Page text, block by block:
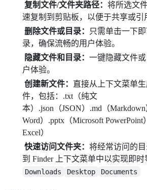
复制文件/文件夹路径： 将所选文
速复制到剪贴板，以便于共享或引
删除文件或目录：
只需单击一下
录，确保流畅的用户体验。
隐藏文件和目录： 一键隐藏文件
户体验。
创建新文件： 直接从上下文菜单
件，包括：.txt（纯文
本）.json（JSON）.md（
Word）.pptx（Microsoft PowerPoint
Excel）
快速访问文件夹： 将经常访问的
到 Finder 上下文菜单中以实现即时
Downloads Desktop Documents